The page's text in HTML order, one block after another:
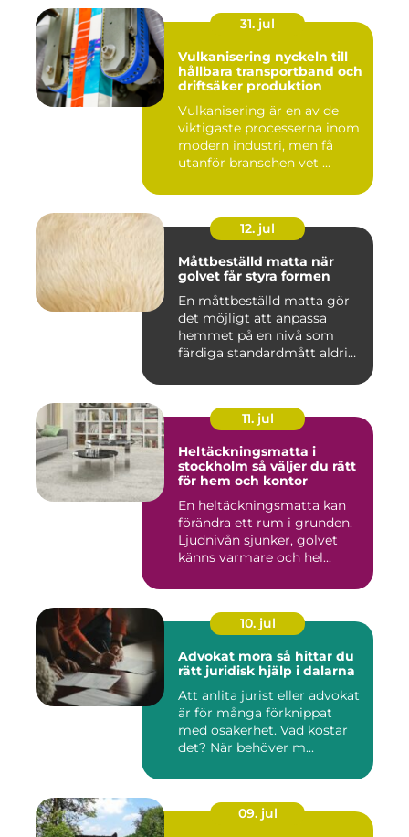
31. jul
Vulkanisering nyckeln till
hållbara transportband och
driftsäker produktion
Vulkanisering är en av de
viktigaste processerna inom
modern industri, men få
utanför branschen vet ...
12. jul
Måttbeställd matta när
golvet får styra formen
En måttbeställd matta gör
det möjligt att anpassa
hemmet på en nivå som
färdiga standardmått aldrig
11. jul
Heltäckningsmatta i
stockholm så väljer du rätt
för hem och kontor
En heltäckningsmatta kan
förändra ett rum i grunden.
Ljudnivån sjunker, golvet
känns varmare och hel...
10. jul
Advokat mora så hittar du
rätt juridisk hjälp i dalarna
Att anlita jurist eller advokat
är för många förknippat
med osäkerhet. Vad kostar
det? När behöver m...
09. jul